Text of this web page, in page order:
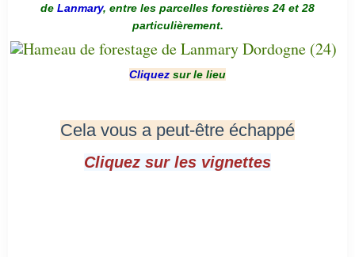
de Lanmary, entre les parcelles forestières 24 et 28
particulièrement.
Cliquez sur le lieu
Cela vous a peut-être échappé
Cliquez sur les vignettes